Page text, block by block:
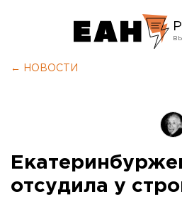
← НОВОСТИ
отсудила у